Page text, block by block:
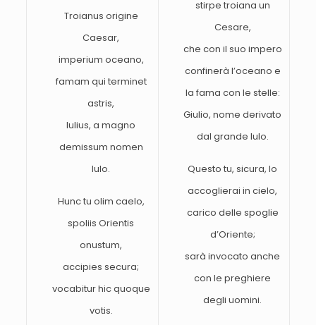
Troianus origine
Caesar,
imperium oceano,
famam qui terminet
astris,
Iulius, a magno
demissum nomen
Iulo.
Hunc tu olim caelo,
spoliis Orientis
onustum,
accipies secura;
vocabitur hic quoque
votis.
stirpe troiana un
Cesare,
che con il suo impero
confinerà l’oceano e
la fama con le stelle:
Giulio, nome derivato
dal grande Iulo.
Questo tu, sicura, lo
accoglierai in cielo,
carico delle spoglie
d’Oriente;
sarà invocato anche
con le preghiere
degli uomini.